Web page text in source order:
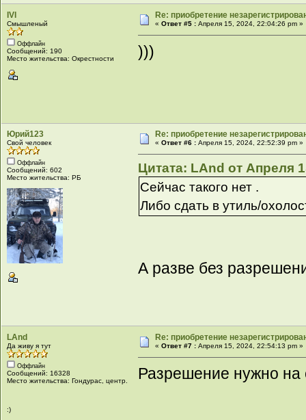
IVI
Смышленый
Оффлайн
Сообщений: 190
Место жительства: Окрестности
Re: приобретение
«Ответ #5 : Апреля 15, 2024, 22:04:26 pm »
)))
Юрий123
Свой человек
Оффлайн
Сообщений: 602
Место жительства: РБ
Re: приобретение
«Ответ #6 : Апреля 15, 2024, 22:52:39 pm »
Цитата: LAnd от Апреля
Сейчас такого нет .
Либо сдать в утиль/
А разве без
LAnd
Да живу я тут
Оффлайн
Сообщений: 16328
Место жительства: Гондурас, центр.
:)
Re: приобретение
«Ответ #7 : Апреля 15, 2024, 22:54:13 pm »
Разрешение нужно на